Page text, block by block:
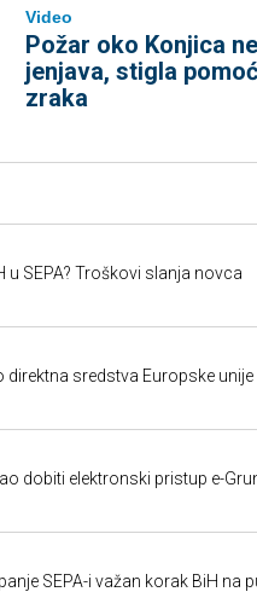
Video
Požar oko Konjica ne
jenjava, stigla
zraka
u SEPA? Troškovi slanja novca
direktna sredstva Europske unije
dobiti elektronski pristup e-
SEPA-i važan korak BiH na